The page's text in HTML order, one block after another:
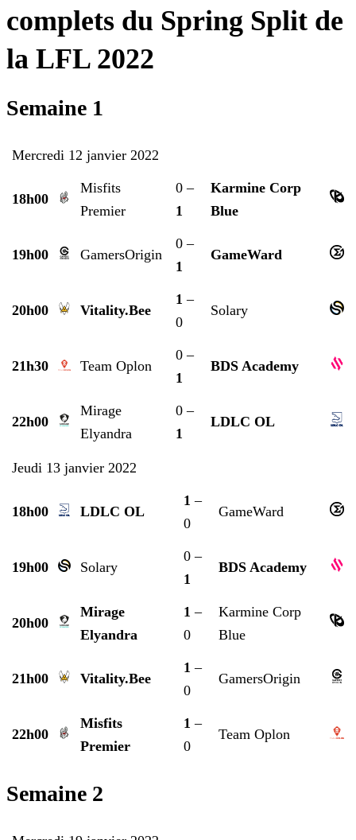
complets du Spring Split de
la LFL 2022
Semaine 1
Mercredi 12 janvier 2022
18h00
Misfits
Premier
0 –
1
Karmine Corp
Blue
19h00 GamersOrigin
0 –
1
GameWard
20h00 Vitality.Bee
1 –
0
Solary
21h30 Team Oplon
0 –
1
BDS Academy
22h00
Mirage
Elyandra
0 –
1
LDLC OL
Jeudi 13 janvier 2022
18h00 LDLC OL
1 –
0
GameWard
19h00 Solary
0 –
1
BDS Academy
20h00
Mirage
Elyandra
1 –
0
Karmine Corp
Blue
21h00 Vitality.Bee
1 –
0
GamersOrigin
22h00
Misfits
Premier
1 –
0
Team Oplon
Semaine 2